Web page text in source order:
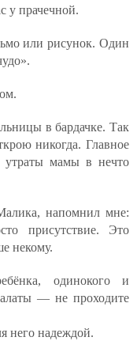
у прачечной.
или рисунок. Один
в бардачке. Так
никогда. Главное
утраты мамы в нечто
напомнил мне:
присутствие. Это
некому.
одинокого и
— не проходите
него надеждой.